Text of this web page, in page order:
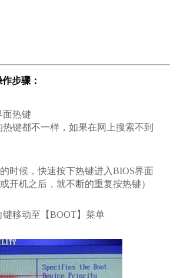
步骤：
面热键
键都不一样，如果在网上搜索不到
时候，快速按下热键进入BIOS界面
开机之后，就不断的重复按热键）
移动至【BOOT】菜单